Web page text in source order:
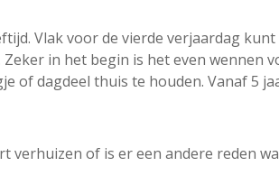
Vlak voor de vierde verjaardag
in het begin is het even wennen
of dagdeel thuis te houden. Vanaf 5
of is er een andere reden